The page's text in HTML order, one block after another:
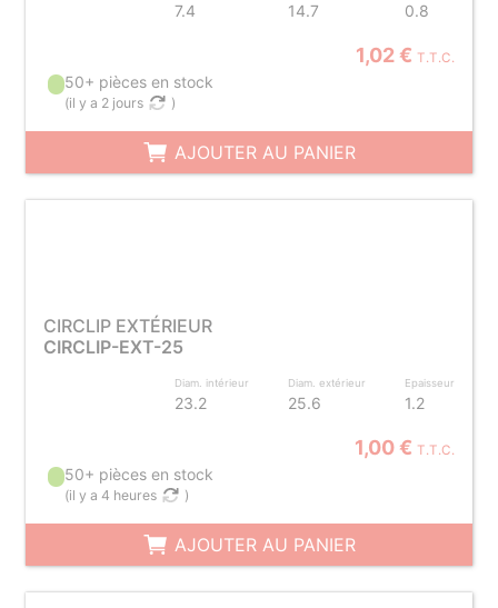
7.4 14.7 0.8
1,02 € T.T.C.
50+ pièces en stock
(il y a 2 jours )
AJOUTER AU PANIER
CIRCLIP EXTÉRIEUR
CIRCLIP-EXT-25
Diam. intérieur
23.2
Diam. extérieur
25.6
Epaisseur
1.2
1,00 € T.T.C.
50+ pièces en stock
(il y a 4 heures )
AJOUTER AU PANIER